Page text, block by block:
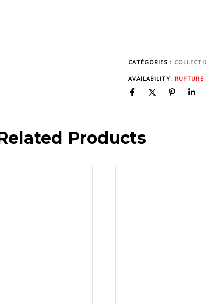
CATÉGORIES :
AVAILABILITY: RUPTURE
Products